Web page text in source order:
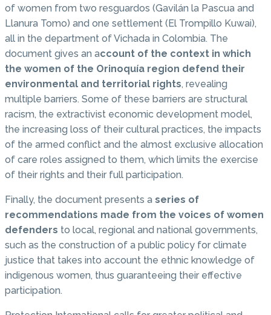
of women from two resguardos (Gavilán la Pascua and
Llanura Tomo) and one settlement (El Trompillo Kuwai),
all in the department of Vichada in Colombia. The
document gives an account of the context in which
the women of the Orinoquía region defend their
environmental and territorial rights, revealing
multiple barriers. Some of these barriers are structural
racism, the extractivist economic development model,
the increasing loss of their cultural practices, the impacts
of the armed conflict and the almost exclusive allocation
of care roles assigned to them, which limits the exercise
of their rights and their full participation.
Finally, the document presents a series of
recommendations made from the voices of women
defenders to local, regional and national governments,
such as the construction of a public policy for climate
justice that takes into account the ethnic knowledge of
indigenous women, thus guaranteeing their effective
participation.